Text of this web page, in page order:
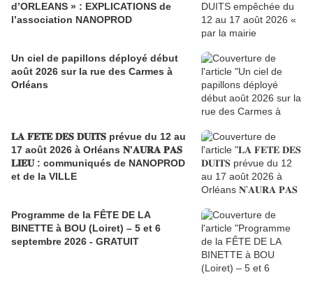
d’ORLEANS » : EXPLICATIONS de
l’association NANOPROD
Un ciel de papillons déployé début
août 2026 sur la rue des Carmes à
Orléans
𝐋𝐀 𝐅𝐄𝐓𝐄 𝐃𝐄𝐒 𝐃𝐔𝐈𝐓𝐒 prévue du 12 au
17 août 2026 à Orléans 𝐍’𝐀𝐔𝐑𝐀 𝐏𝐀𝐒
𝐋𝐈𝐄𝐔 : communiqués de NANOPROD
et de la VILLE
Programme de la FÊTE DE LA
BINETTE à BOU (Loiret) – 5 et 6
septembre 2026 - GRATUIT